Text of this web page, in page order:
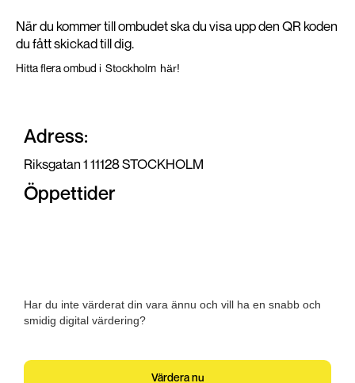
När du kommer till ombudet ska du visa upp den QR koden
du fått skickad till dig.
Hitta flera ombud i Stockholm här!
Adress:
Riksgatan 1 11128 STOCKHOLM
Öppettider
Har du inte värderat din vara ännu och vill ha en snabb och
smidig digital värdering?
Värdera nu